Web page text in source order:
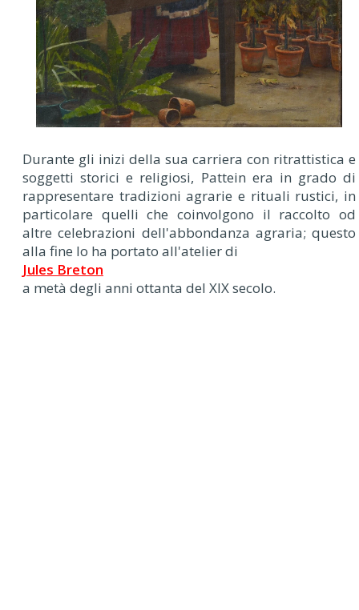
Durante gli inizi della sua carriera con ritrattistica e
soggetti storici e religiosi, Pattein era in grado di
rappresentare tradizioni agrarie e rituali rustici, in
particolare quelli che coinvolgono il raccolto od
altre celebrazioni dell'abbondanza agraria; questo
alla fine lo ha portato all'atelier di
Jules Breton
a metà degli anni ottanta del XIX secolo.